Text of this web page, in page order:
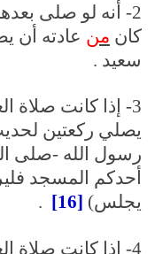
2- أنه لو صلى
كان من عادته أن
سعيد .
3- إذا كانت
يصلي ركعتين
رسول الله -صلى
أحدكم المسجد
يجلس) [16]
.
4- إذا كانت